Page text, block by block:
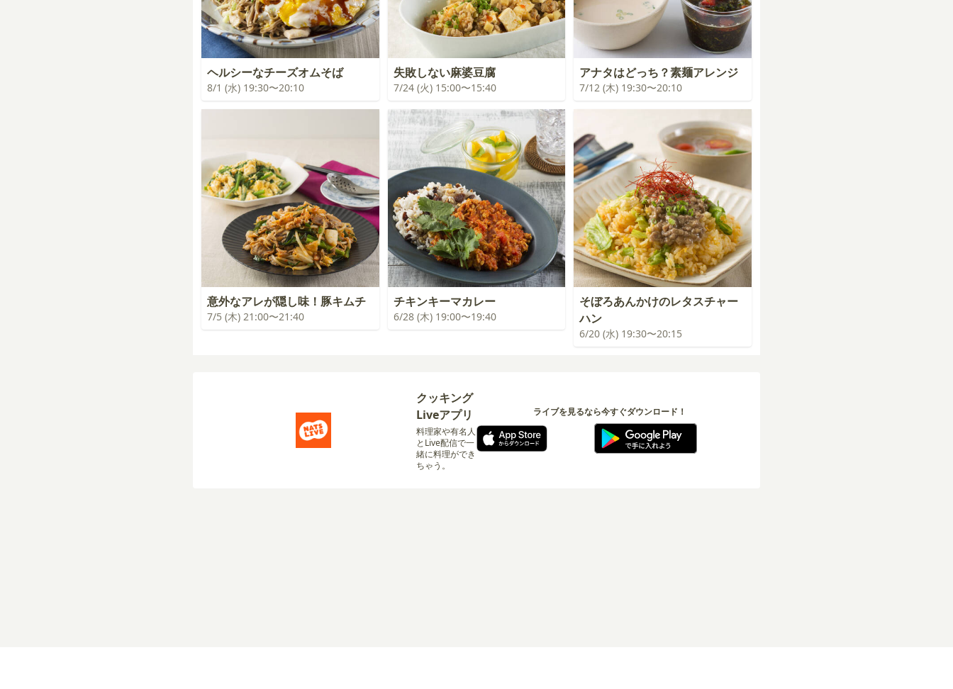
ヘルシーなチーズオムそば
8/1 (水) 19:30〜20:10
失敗しない麻婆豆腐
7/24 (火) 15:00〜15:40
アナタはどっち？素麺アレンジ
7/12 (木) 19:30〜20:10
意外なアレが隠し味！豚キムチ
7/5 (木) 21:00〜21:40
チキンキーマカレー
6/28 (木) 19:00〜19:40
そぼろあんかけのレタスチャー
ハン
6/20 (水) 19:30〜20:15
クッキング
Liveアプリ
料理家や有名人
とLive配信で一
緒に料理ができ
ちゃう。
ライブを見るなら今すぐダウンロード！